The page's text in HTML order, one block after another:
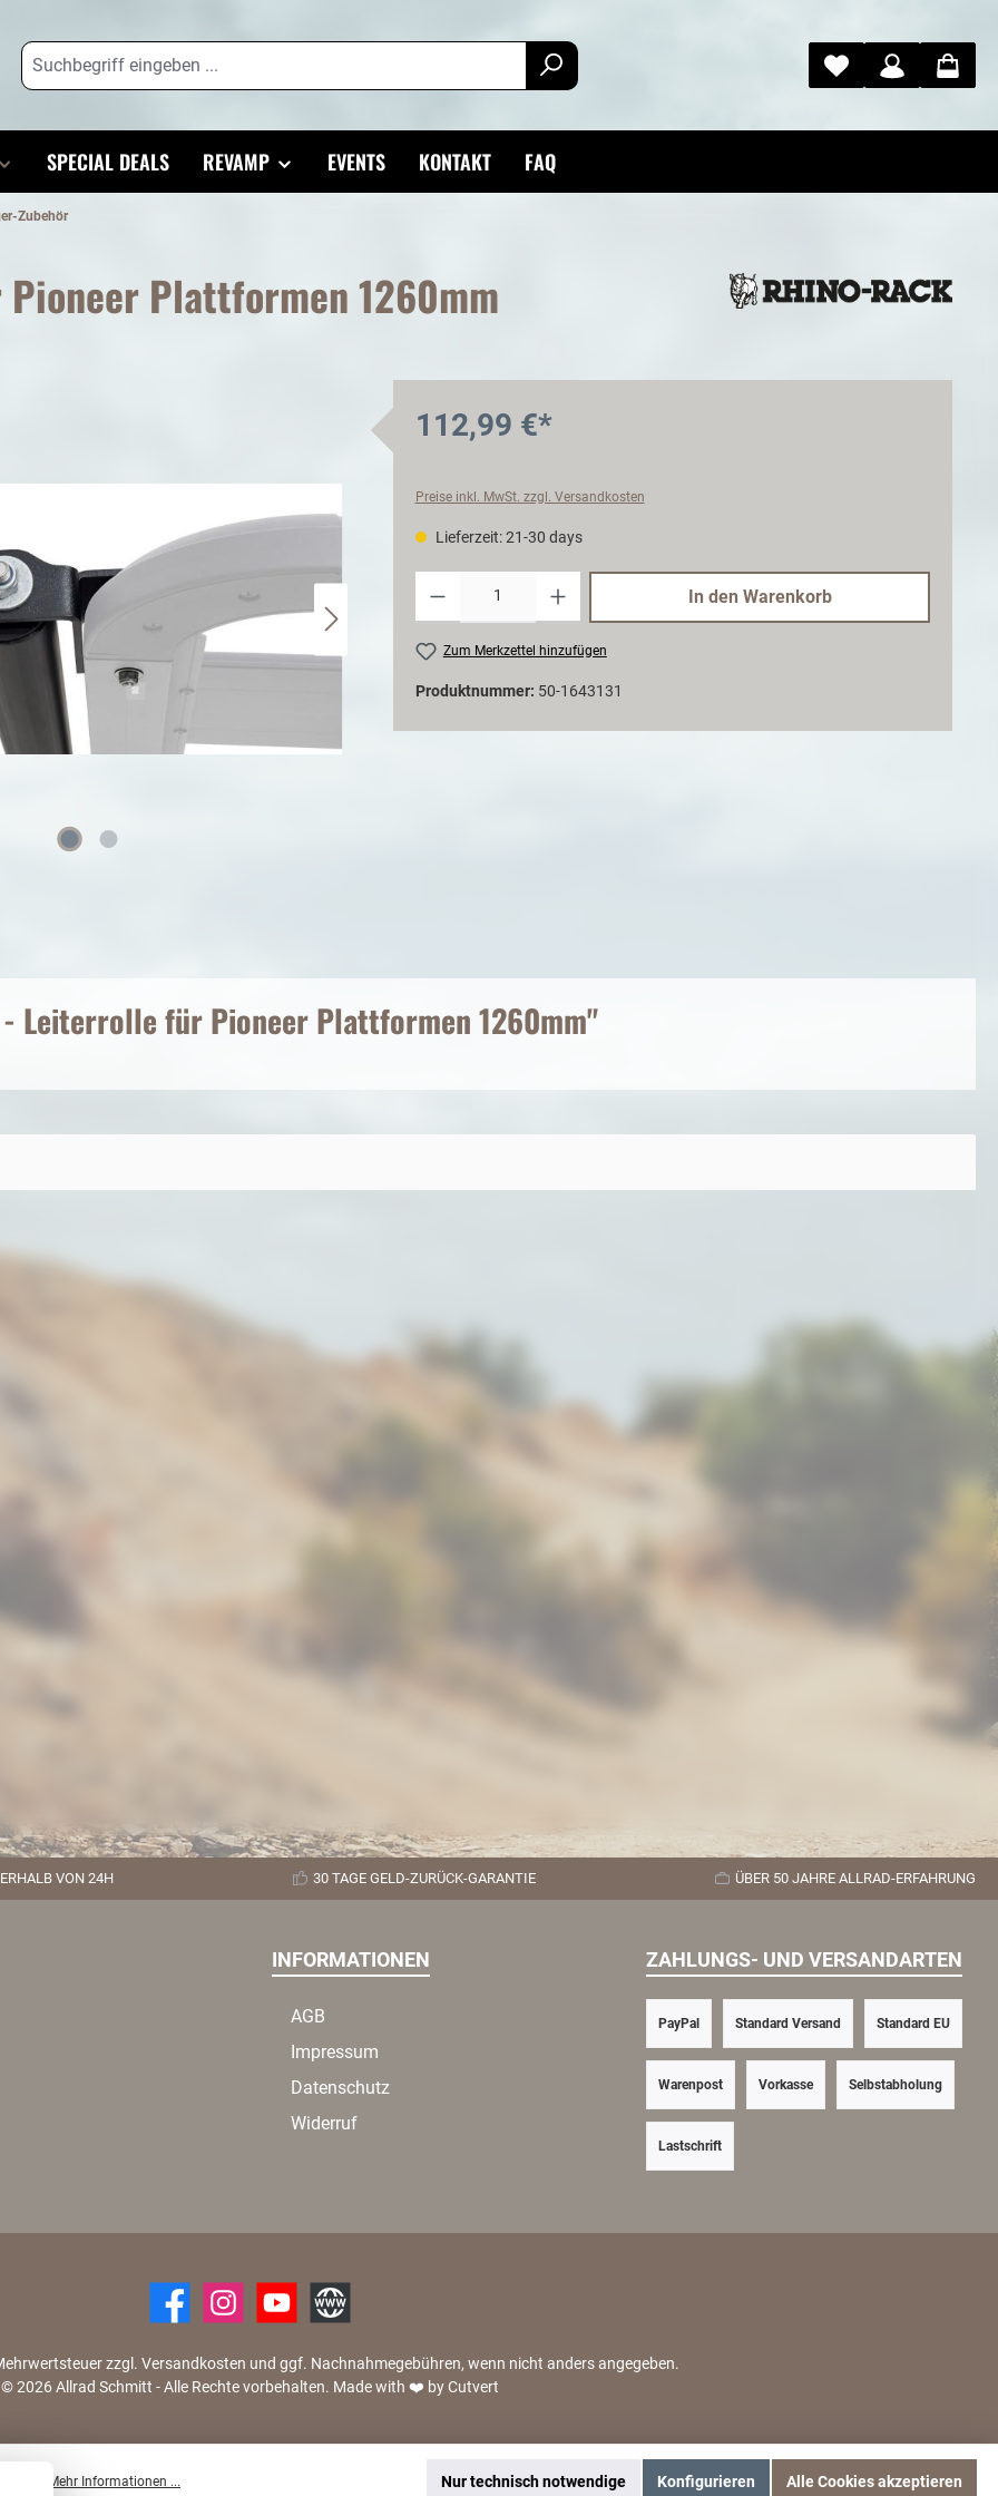
SPECIAL DEALS REVAMP EVENTS KONTAKT FAQ
Zubehör
Plattformen 1260mm
112,99 €*
Preise inkl. MwSt. zzgl. Versandkosten
Lieferzeit: 21-30 days
In den Warenkorb
Zum Merkzettel hinzufügen
Produktnummer: 50-1643131
Leiterrolle für Pioneer Plattformen 1260mm"
VON 24H 30 TAGE GELD-ZURÜCK-GARANTIE ÜBER 50 JAHRE ALLRAD-ERFAHRUNG
INFORMATIONEN
AGB
Impressum
Datenschutz
Widerruf
ZAHLUNGS- UND VERSANDARTEN
Vorkasse
PayPal
Lastschrift
Standard Versand Standard EU
Warenpost Selbstabholung
zzgl. Versandkosten und ggf. Nachnahmegebühren, wenn nicht anders angegeben.
© 2026 Allrad Schmitt - Alle Rechte vorbehalten. Made with ❤️ by Cutvert
Mehr Informationen ... Nur technisch notwendige Konfigurieren Alle Cookies akzeptieren